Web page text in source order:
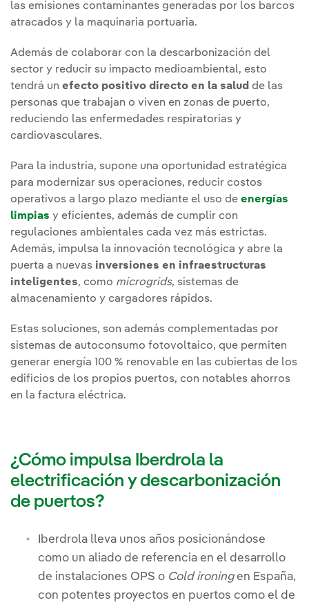
las emisiones contaminantes generadas por los barcos
atracados y la maquinaria portuaria.
Además de colaborar con la descarbonización del
sector y reducir su impacto medioambiental, esto
tendrá un efecto positivo directo en la salud de las
personas que trabajan o viven en zonas de puerto,
reduciendo las enfermedades respiratorias y
cardiovasculares.
Para la industria, supone una oportunidad estratégica
para modernizar sus operaciones, reducir costos
operativos a largo plazo mediante el uso de energías
limpias y eficientes, además de cumplir con
regulaciones ambientales cada vez más estrictas.
Además, impulsa la innovación tecnológica y abre la
puerta a nuevas inversiones en infraestructuras
inteligentes, como microgrids, sistemas de
almacenamiento y cargadores rápidos.
Estas soluciones, son además complementadas por
sistemas de autoconsumo fotovoltaico, que permiten
generar energía 100 % renovable en las cubiertas de los
edificios de los propios puertos, con notables ahorros
en la factura eléctrica.
¿Cómo impulsa Iberdrola la
electrificación y descarbonización
de puertos?
Iberdrola lleva unos años posicionándose
como un aliado de referencia en el desarrollo
de instalaciones OPS o Cold ironingen España,
con potentes proyectos en puertos como el de